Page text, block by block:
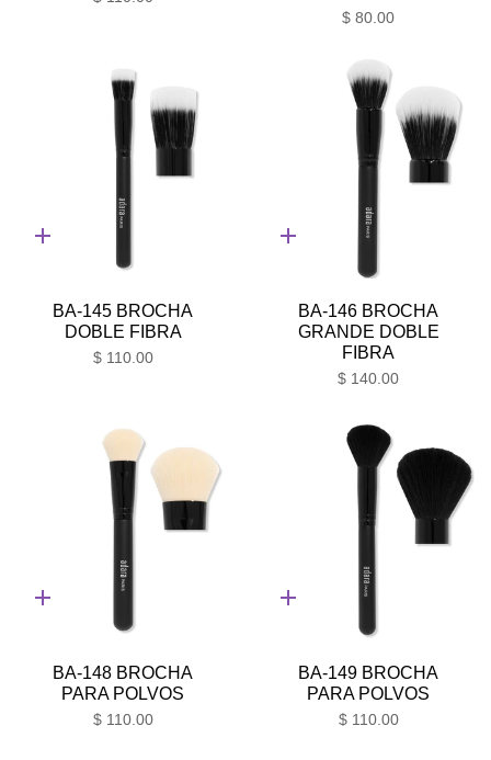
$ 80.00
Adición
BA-145 BROCHA
DOBLE FIBRA
$ 110.00
Adición
BA-146 BROCHA
GRANDE DOBLE
FIBRA
$ 140.00
Adición
BA-148 BROCHA
PARA POLVOS
$ 110.00
Adición
BA-149 BROCHA
PARA POLVOS
$ 110.00